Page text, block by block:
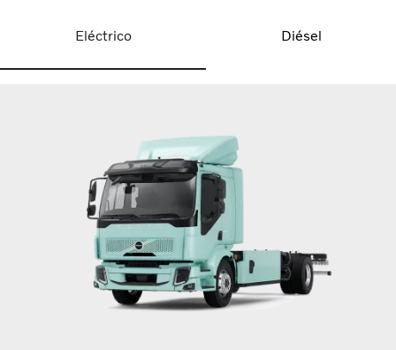
Eléctrico Diésel